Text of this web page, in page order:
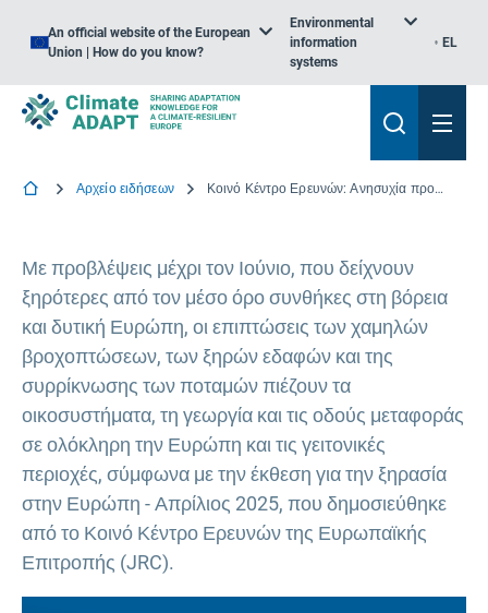
An official website of the European
Union | How do you know?
Environmental
information
systems
EL
Αρχείο ειδήσεων Κοινό Κέντρο Ερευνών: Ανησυχία προκαλεί η ξηρασία σε μεγάλα τμήματα της Ευρώπης
Με προβλέψεις μέχρι τον Ιούνιο, που δείχνουν
ξηρότερες από τον μέσο όρο συνθήκες στη βόρεια
και δυτική Ευρώπη, οι επιπτώσεις των χαμηλών
βροχοπτώσεων, των ξηρών εδαφών και της
συρρίκνωσης των ποταμών πιέζουν τα
οικοσυστήματα, τη γεωργία και τις οδούς μεταφοράς
σε ολόκληρη την Ευρώπη και τις γειτονικές
περιοχές, σύμφωνα με την έκθεση για την ξηρασία
στην Ευρώπη - Απρίλιος 2025, που δημοσιεύθηκε
από το Κοινό Κέντρο Ερευνών της Ευρωπαϊκής
Επιτροπής (JRC).